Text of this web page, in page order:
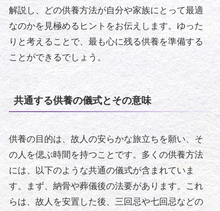
解説し、どの供養方法が自分や家族にとって最適
なのかを見極めるヒントをお伝えします。ゆった
りと考えることで、最も心に残る供養を準備する
ことができるでしょう。
共通する供養の儀式とその意味
供養の目的は、故人の安らかな旅立ちを願い、そ
の人を偲ぶ時間を持つことです。多くの供養方法
には、以下のような共通の儀式が含まれていま
す。まず、納骨や葬儀後の法要があります。これ
らは、故人を安置した後、三回忌や七回忌などの